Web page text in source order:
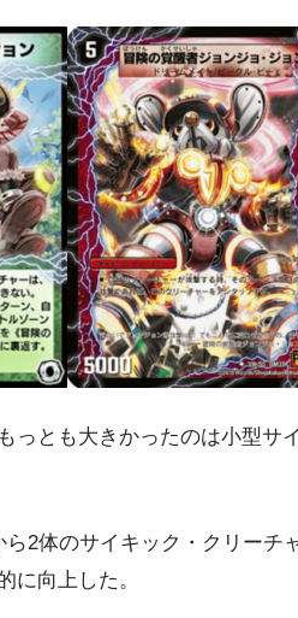
っとも大きかったのは小型サ
2体のサイキック・クリーチ
に向上した。